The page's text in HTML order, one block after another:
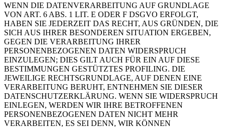
WENN DIE DATENVERARBEITUNG AUF GRUNDLAGE
VON ART. 6 ABS. 1 LIT. E ODER F DSGVO ERFOLGT,
HABEN SIE JEDERZEIT DAS RECHT, AUS GRÜNDEN, DIE
SICH AUS IHRER BESONDEREN SITUATION ERGEBEN,
GEGEN DIE VERARBEITUNG IHRER
PERSONENBEZOGENEN DATEN WIDERSPRUCH
EINZULEGEN; DIES GILT AUCH FÜR EIN AUF DIESE
BESTIMMUNGEN GESTÜTZTES PROFILING. DIE
JEWEILIGE RECHTSGRUNDLAGE, AUF DENEN EINE
VERARBEITUNG BERUHT, ENTNEHMEN SIE DIESER
DATENSCHUTZERKLÄRUNG. WENN SIE WIDERSPRUCH
EINLEGEN, WERDEN WIR IHRE BETROFFENEN
PERSONENBEZOGENEN DATEN NICHT MEHR
VERARBEITEN, ES SEI DENN, WIR KÖNNEN